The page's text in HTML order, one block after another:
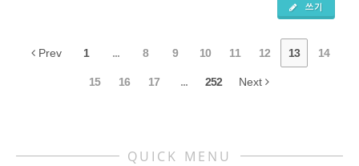
쓰기
Prev 1 ... 8 9 10 11 12 13 14
15 16 17 ... 252 Next
QUICK MENU